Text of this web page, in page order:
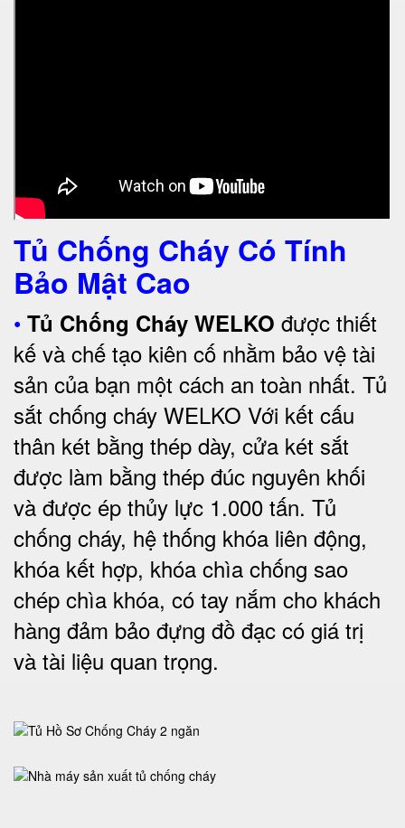
Tủ Chống Cháy Có Tính
Bảo Mật Cao
• Tủ Chống Cháy WELKO được thiết
kế và chế tạo kiên cố nhằm bảo vệ tài
sản của bạn một cách an toàn nhất. Tủ
sắt chống cháy WELKO Với kết cấu
thân két bằng thép dày, cửa két sắt
được làm bằng thép đúc nguyên khối
và được ép thủy lực 1.000 tấn. Tủ
chống cháy, hệ thống khóa liên động,
khóa kết hợp, khóa chìa chống sao
chép chìa khóa, có tay nắm cho khách
hàng đảm bảo đựng đồ đạc có giá trị
và tài liệu quan trọng.